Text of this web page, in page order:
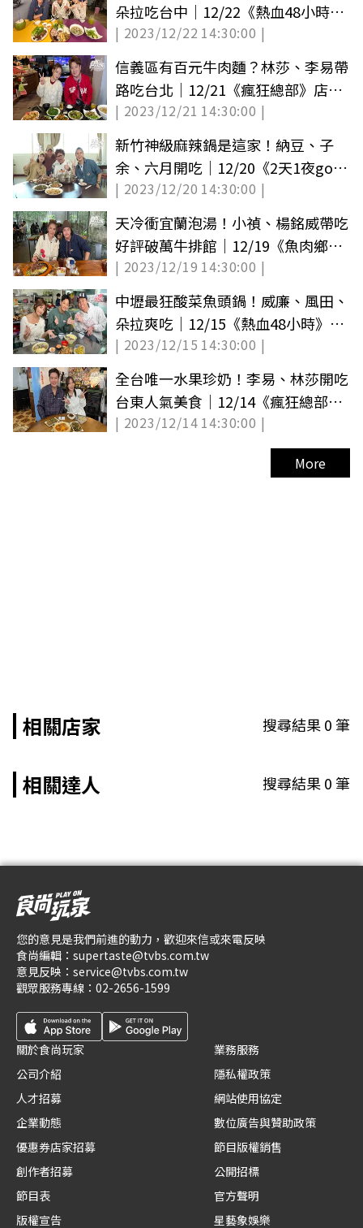
朵拉吃台中｜12/22《熱血48小時》
店家資訊
| 2023/12/22 14:30:00 |
信義區有百元牛肉麵？林莎、李易帶
路吃台北｜12/21《瘋狂總部》店家
資訊
| 2023/12/21 14:30:00 |
新竹神級麻辣鍋是這家！納豆、子
余、六月開吃｜12/20《2天1夜go》
店家資訊
| 2023/12/20 14:30:00 |
天冷衝宜蘭泡湯！小禎、楊銘威帶吃
好評破萬牛排館｜12/19《魚肉鄉
民》店家資訊
| 2023/12/19 14:30:00 |
中壢最狂酸菜魚頭鍋！威廉、風田、
朵拉爽吃｜12/15《熱血48小時》店
家資訊
| 2023/12/15 14:30:00 |
全台唯一水果珍奶！李易、林莎開吃
台東人氣美食｜12/14《瘋狂總部》
店家資訊
| 2023/12/14 14:30:00 |
More
相關店家 搜尋結果0筆
相關達人 搜尋結果0筆
您的意見是我們前進的動力，歡迎來信或來電反映
食尚編輯： supertaste@tvbs.com.tw
意見反映： service@tvbs.com.tw
觀眾服務專線： 02-2656-1599
關於食尚玩家
公司介紹
人才招募
企業動態
優惠券店家招募
創作者招募
節目表
版權宣告
業務服務
隱私權政策
網站使用協定
數位廣告與贊助政策
節目版權銷售
公開招標
官方聲明
星藝象娛樂